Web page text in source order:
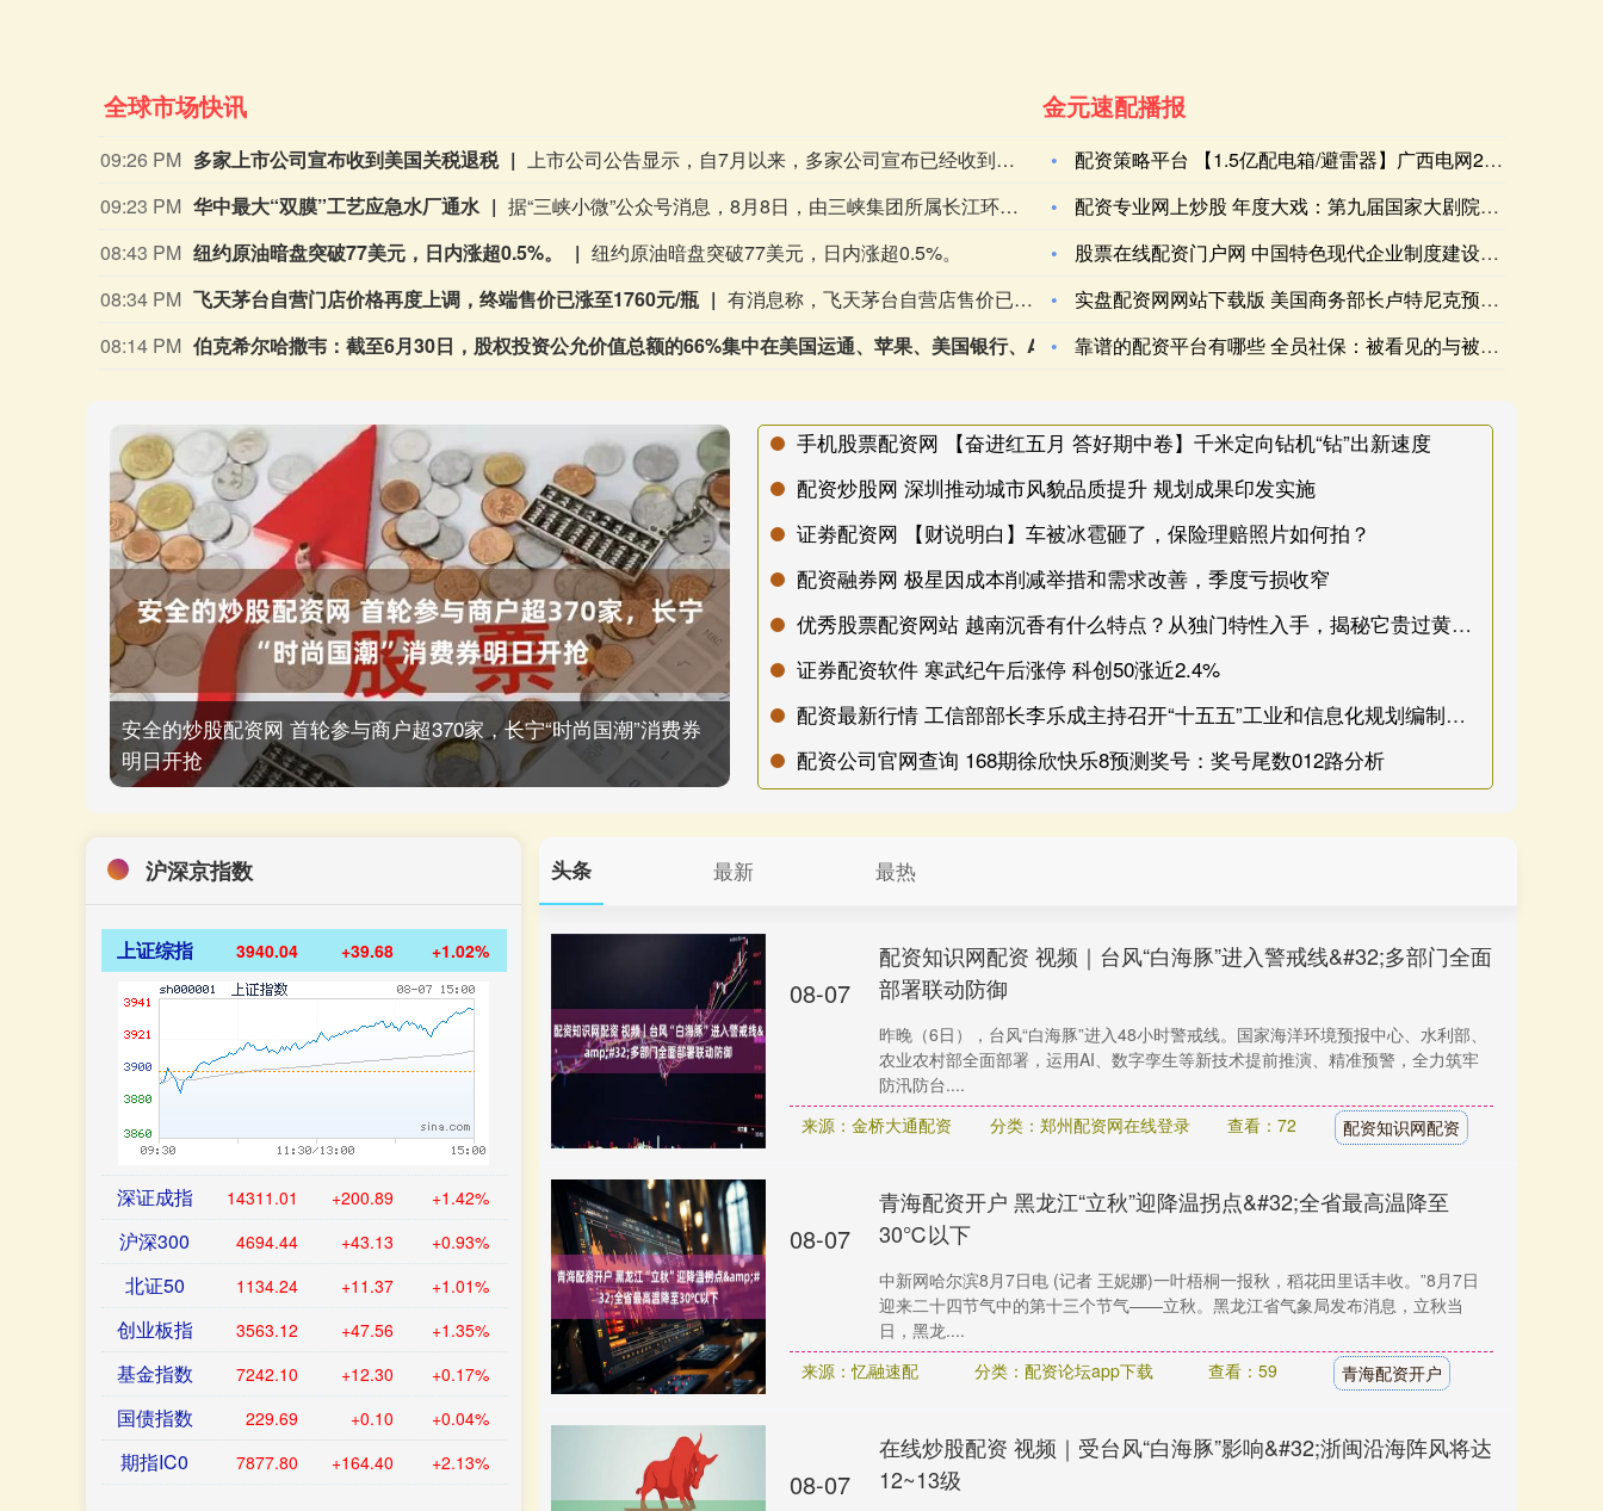
全球市场快讯
09:26 PM 多家上市公司宣布收到美国关税退税
上市公司公告显示，自7月以来，多家公司宣布已经收到美国关税退税。根据美国最高法院今年2月裁定，《国际紧急经济权力法》不授权总统征收大规模关税。美国国际贸易法院随后下令海关办理相关退款。海关与边境保护局4月20日启动第一阶段退款工作，首批退款于5月11日前后发放。美国海关与边境保护局官员本月4日披露的信息显示，截至7月底，该部门已处理完毕约1000亿美元关税的退款流程并把相关信息提供给财政部用于付款。（中新社）
09:23 PM 华中最大“双膜”工艺应急水厂通水
据“三峡小微”公众号消息，8月8日，由三峡集团所属长江环保集团、武汉市水务集团等共同投资建设的华中地区规模最大的“双膜”工艺应急水厂——武汉梁子湖应急水厂并网通水，标志着武汉市江南区域正式构建起“一江一湖”双水源互为备援、灵活调度的供水新格局，为片区660万市民用水安全提供坚实保障。
08:43 PM 纽约原油暗盘突破77美元，日内涨超0.5%。
纽约原油暗盘突破77美元，日内涨超0.5%。
08:34 PM 飞天茅台自营门店价格再度上调，终端售价已涨至1760元/瓶
有消息称，飞天茅台自营店售价已涨至1753元/瓶，7月底该产品在自营门店刚刚上调至1719元/瓶。有经销商向记者表示，当前飞天茅台终端售价已涨至1760元/瓶。这已经是茅台自营门店今年第二次独立提价。7月底，记者从茅台自营门店处获悉，公司自营体系飞天茅台酒零售价调整为1719元/瓶。值得一提的是，与上一次飞天茅台酒单品提价不同，除飞天茅台之外，五星、经典版马年生肖、精品茅台三款产品售价也有所上调，分别涨至1743元/瓶、1951元/瓶、2410元/瓶。据了解，取消自营体系分销模式后，茅台自营体系由线下自营门店与i茅台构成，销售贵州茅台酒全系产品，分别聚焦B端与C端消费群体。如今，两大渠道执行两个不同售价，形成线上线下“双价格体系”。在业内看来，这一系列举措核心目标在于掌握定价主导权。随着“i茅台”的出现，价格主导权已经从经销商和黄牛手中转移到厂方。公司可以根据实时动态，调节传统渠道发货与i茅台的供货节奏，在挤压灰色炒作空间的同时，为社会渠道保留合理利润。（每日经济新闻）
08:14 PM
伯克希尔哈撒韦：截至6月30日，股权投资公允价值总额的66%集中在美国运通、苹果、美国银行、Alphabet及可口可乐这五家公司。 伯克希尔哈撒韦：截至6月30日，股权投资公允价值总额的
金元速配播报
配资策略平台 【1.5亿配电箱/避雷器】广西电网2025年省
配资专业网上炒股 年度大戏：第九届国家大剧院国际歌剧电影展启
股票在线配资门户网 中国特色现代企业制度建设 | 《工商联执
实盘配资网网站下载版 美国商务部长卢特尼克预计美印贸易协议将
靠谱的配资平台有哪些 全员社保：被看见的与被忽视的
安全的炒股配资网 首轮参与商户超370家，长宁“时尚国潮”消费券
明日开抢
手机股票配资网 【奋进红五月 答好期中卷】千米定向钻机“钻”出新速度
配资炒股网 深圳推动城市风貌品质提升 规划成果印发实施
证劵配资网 【财说明白】车被冰雹砸了，保险理赔照片如何拍？
配资融券网 极星因成本削减举措和需求改善，季度亏损收窄
优秀股票配资网站 越南沉香有什么特点？从独门特性入手，揭秘它贵过黄金的秘密_品牌_甜凉_过程
证券配资软件 寒武纪午后涨停 科创50涨近2.4%
配资最新行情 工信部部长李乐成主持召开“十五五”工业和信息化规划编制工作专家座谈会
配资公司官网查询 168期徐欣快乐8预测奖号：奖号尾数012路分析
头条 最新 最热
08-07
配资知识网配资 视频｜台风“白海豚”进入警戒线&#32;多部门全面
部署联动防御
昨晚（6日），台风“白海豚”进入48小时警戒线。国家海洋环境预报中心、水利部、
农业农村部全面部署，运用AI、数字孪生等新技术提前推演、精准预警，全力筑牢
防汛防台....
来源：金桥大通配资
分类：郑州配资网在线登录 查看：72 配资知识网配资
08-07
青海配资开户 黑龙江“立秋”迎降温拐点&#32;全省最高温降至
30℃以下
中新网哈尔滨8月7日电 (记者 王妮娜)一叶梧桐一报秋，稻花田里话丰收。”8月7日
迎来二十四节气中的第十三个节气——立秋。黑龙江省气象局发布消息，立秋当
日，黑龙....
来源：忆融速配
分类：配资论坛app下载 查看：59 青海配资开户
08-07
在线炒股配资 视频｜受台风“白海豚”影响&#32;浙闽沿海阵风将达
12~13级
沪深京指数
上证综指 3940.04 +39.68 +1.02%
深证成指 14311.01 +200.89 +1.42%
沪深300 4694.44 +43.13 +0.93%
北证50 1134.24 +11.37 +1.01%
创业板指 3563.12 +47.56 +1.35%
基金指数 7242.10 +12.30 +0.17%
国债指数 229.69 +0.10 +0.04%
期指IC0 7877.80 +164.40 +2.13%